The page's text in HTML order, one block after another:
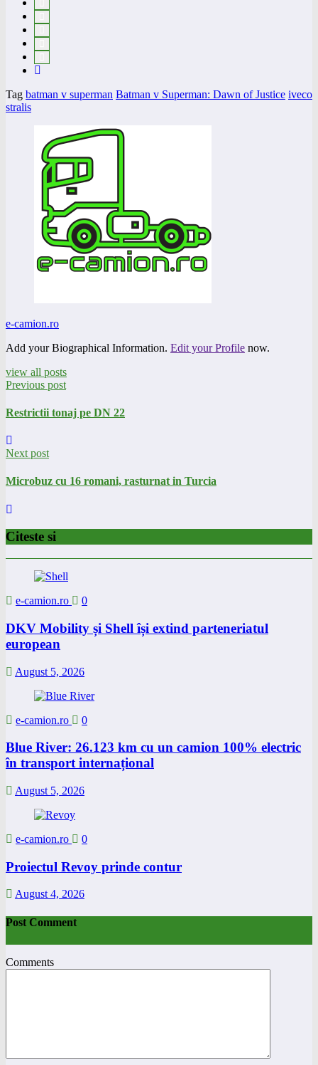
Tag batman v superman Batman v Superman: Dawn of Justice iveco
stralis
e-camion.ro
Add your Biographical Information. Edit your Profile now.
view all posts
Previous post
Restrictii tonaj pe DN 22
Next post
Microbuz cu 16 romani, rasturnat in Turcia
Citeste si
e-camion.ro 0
DKV Mobility și Shell își extind parteneriatul
european
August 5, 2026
e-camion.ro 0
Blue River: 26.123 km cu un camion 100% electric
în transport internațional
August 5, 2026
e-camion.ro 0
Proiectul Revoy prinde contur
August 4, 2026
Post Comment
Comments